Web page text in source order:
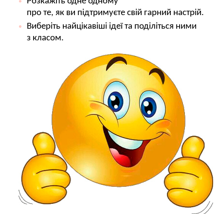
про те, як ви підтримуєте свій гарний настрій.
Виберіть найцікавіші ідеї та поділіться ними
з класом.